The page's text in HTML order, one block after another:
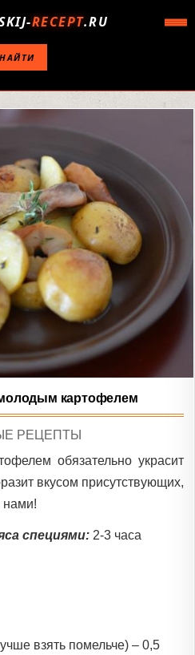
RECEPT.RU
НАЙТИ
картофелем
РЕЦЕПТЫ
обязательно украсит
вкусом присутствующих,
нами!
специями: 2-3 часа
взять помельче) – 0,5